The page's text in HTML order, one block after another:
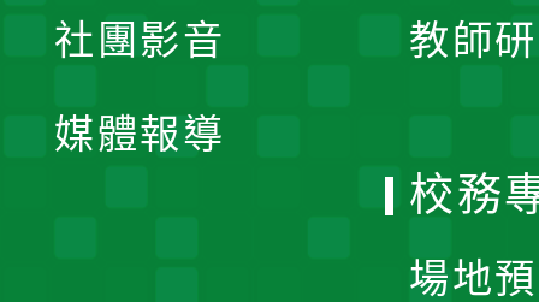
教師
社團影音
媒體報導
校務
場地